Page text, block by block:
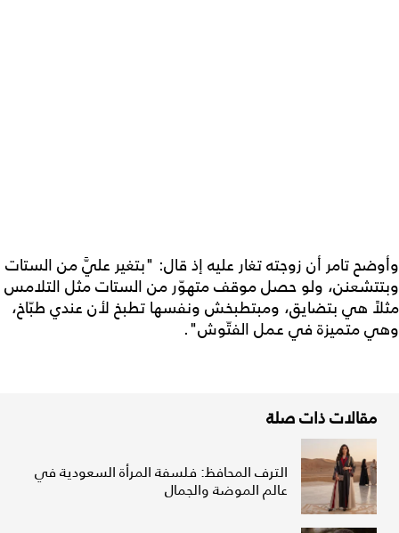
وأوضح تامر أن زوجته تغار عليه إذ قال: "بتغير عليَّ من الستات
وبتتشعنن، ولو حصل موقف متهوّر من الستات مثل التلامس
مثلاً هي بتضايق، ومبتطبخش ونفسها تطبخ لأن عندي طبّاخ،
وهي متميزة في عمل الفتّوش".
مقالات ذات صلة
الترف المحافظ: فلسفة المرأة السعودية في
عالم الموضة والجمال